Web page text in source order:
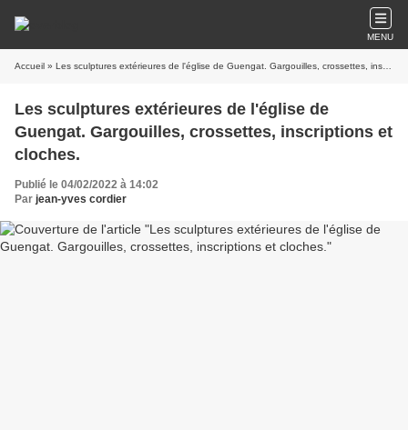
MENU
Accueil » Les sculptures extérieures de l'église de Guengat. Gargouilles, crossettes, inscriptions et cloches.
Les sculptures extérieures de l'église de
Guengat. Gargouilles, crossettes, inscriptions et
cloches.
Publié le 04/02/2022 à 14:02
Par jean-yves cordier